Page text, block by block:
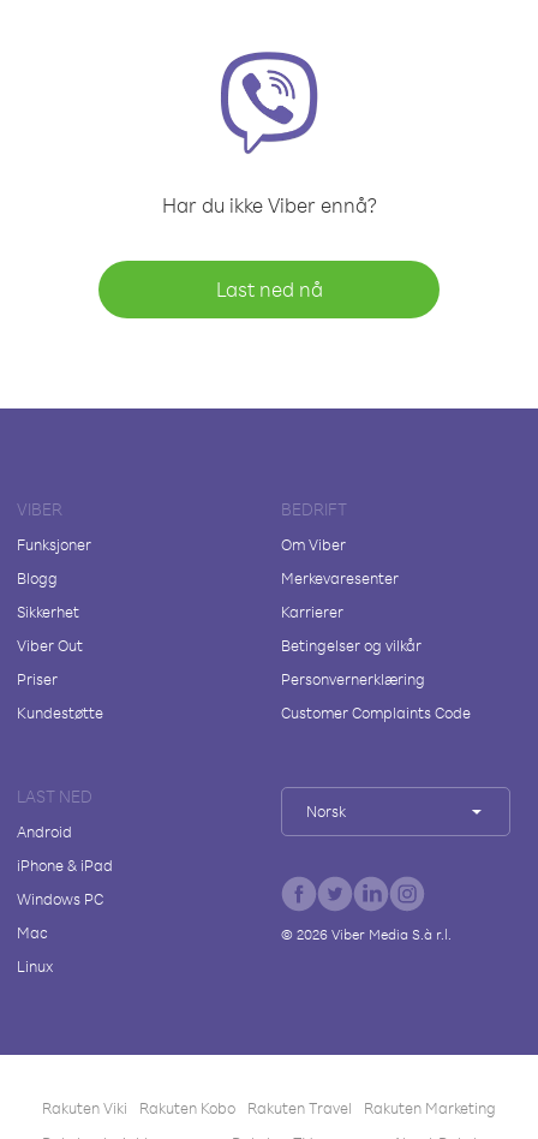
Har du ikke Viber ennå?
Last ned nå
VIBER
Funksjoner
Blogg
Sikkerhet
Viber Out
Priser
Kundestøtte
BEDRIFT
Om Viber
Merkevaresenter
Karrierer
Betingelser og vilkår
Personvernerklæring
Customer Complaints Code
LAST NED
Android
iPhone & iPad
Windows PC
Mac
Linux
Norsk
© 2026Viber Media S.à r.l.
Rakuten Viki Rakuten Kobo Rakuten Travel
Rakuten Marketing